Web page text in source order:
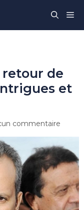
de
et
commentaire